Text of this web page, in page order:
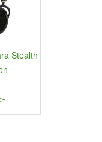
Stealth